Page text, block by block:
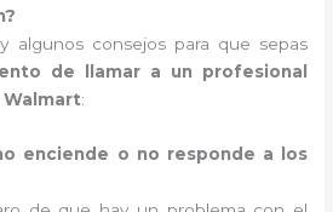
algunos consejos para que sepas
de llamar a un profesional
Walmart:
enciende o no responde a los